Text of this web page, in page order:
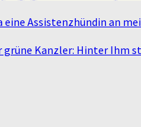
eine Assistenzhündin an
grüne Kanzler: Hinter Ihm